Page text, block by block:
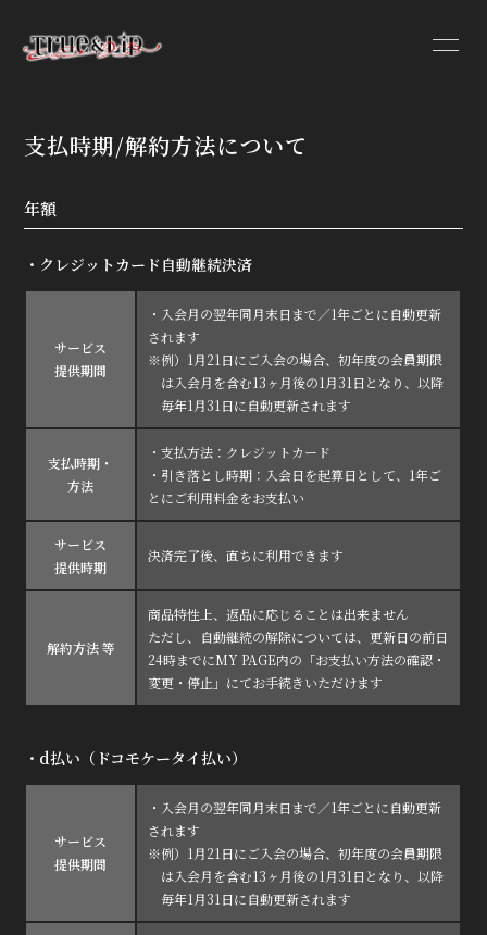
VIDEO
DISCOGRAPHY
支払時期/解約方法について
年額
・クレジットカード自動継続決済
サービス
提供期間
・入会月の翌年同月末日まで／1年ごとに自動更新
されます
※例）1月21日にご入会の場合、初年度の会員期限
は入会月を含む13ヶ月後の1月31日となり、以降
毎年1月31日に自動更新されます
支払時期・
方法
・支払方法：クレジットカード
・引き落とし時期：入会日を起算日として、1年ご
とにご利用料金をお支払い
サービス
提供時期
決済完了後、直ちに利用できます
解約方法 等
商品特性上、返品に応じることは出来ません
ただし、自動継続の解除については、更新日の前日
24時までにMY PAGE内の「お支払い方法の確認・
変更・停止」にてお手続きいただけます
・d払い（ドコモケータイ払い）
サービス
提供期間
・入会月の翌年同月末日まで／1年ごとに自動更新
されます
※例）1月21日にご入会の場合、初年度の会員期限
は入会月を含む13ヶ月後の1月31日となり、以降
毎年1月31日に自動更新されます